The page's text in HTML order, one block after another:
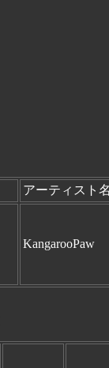
アーティスト
KangarooPaw